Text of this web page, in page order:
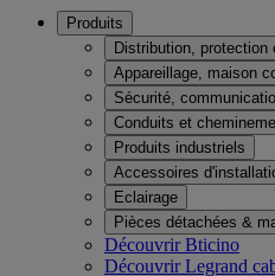
Produits
Distribution, protection
Appareillage, maison
Sécurité,
Conduits et
Produits industriels
Accessoires
Eclairage
Pièces détachées &
Découvrir Bticino
Découvrir Legrand